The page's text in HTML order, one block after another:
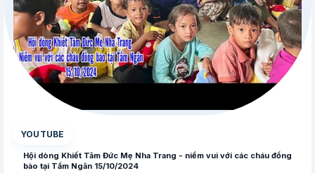
YOUTUBE
Hội dòng Khiết Tâm Đức Mẹ Nha Trang - niềm vui với các cháu đồng
bào tại Tầm Ngân 15/10/2024